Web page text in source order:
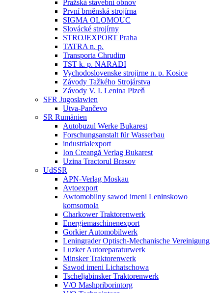
Pražská stavební obnov
První brněnská strojírna
SIGMA OLOMOUC
Slovácké strojírny
STROJEXPORT Praha
TATRA n. p.
Transporta Chrudim
TST k. p. NARADI
Vychodoslovenske strojirne n. p. Kosice
Závody Tažkého Strojárstva
Závody V. I. Lenina Plzeň
SFR Jugoslawien
Utva-Pančevo
SR Rumänien
Autobuzul Werke Bukarest
Forschungsanstalt für Wasserbau
industrialexport
Ion Creangă Verlag Bukarest
Uzina Tractorul Brasov
UdSSR
APN-Verlag Moskau
Avtoexport
Awtomobilny sawod imeni Leninskowo
komsomola
Charkower Traktorenwerk
Energiemaschinenexport
Gorkier Automobilwerk
Leningrader Optisch-Mechanische Vereinigung
Luzker Autoreparaturwerk
Minsker Traktorenwerk
Sawod imeni Lichatschowa
Tscheljabinsker Traktorenwerk
V/O Mashpriborintorg